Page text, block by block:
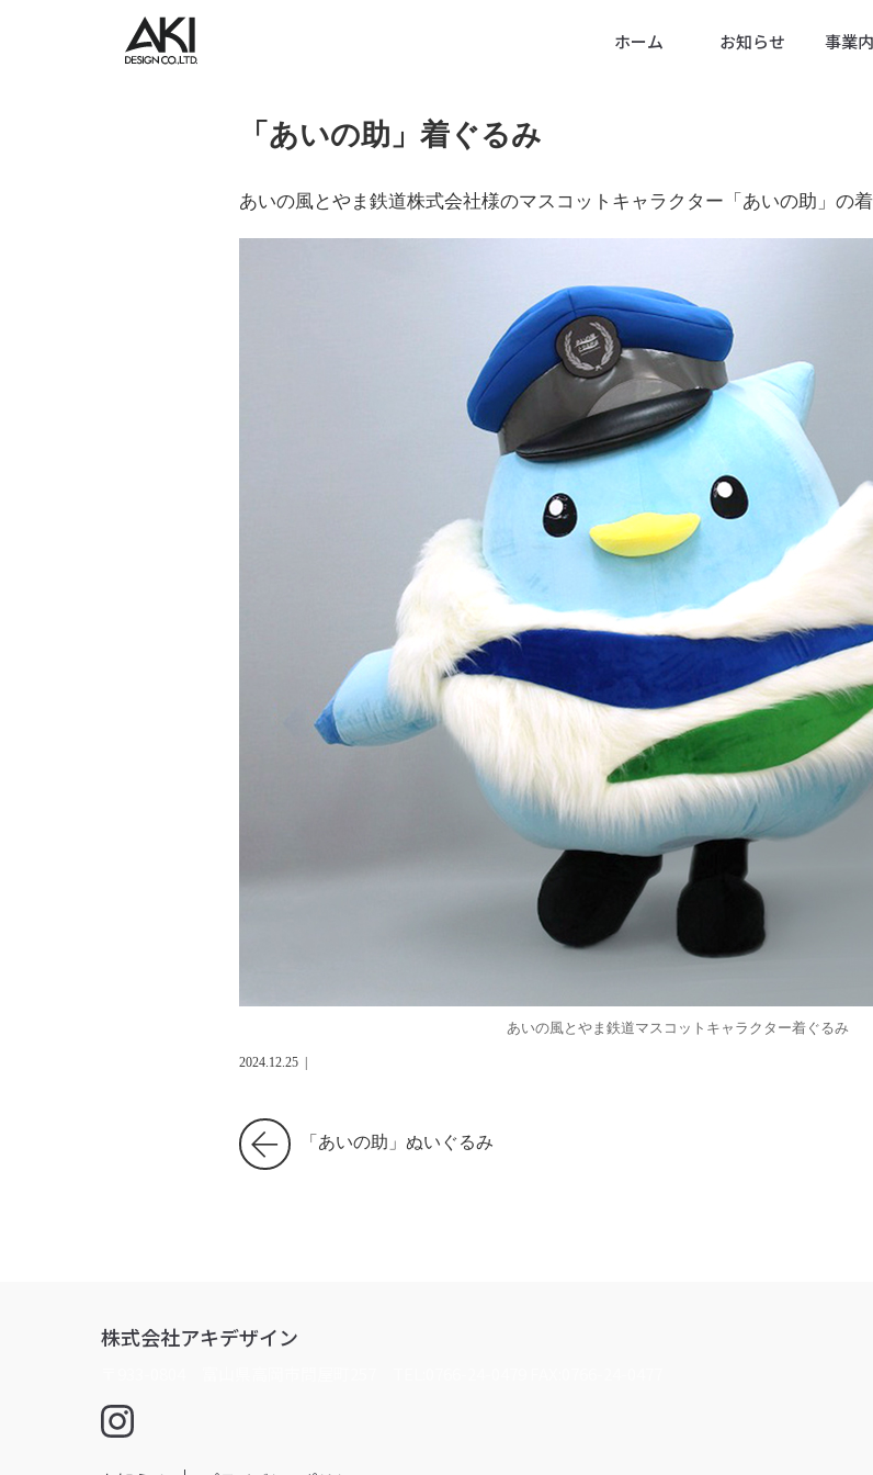
ホーム お知らせ 事業
「あいの助」着ぐるみ
あいの風とやま鉄道株式会社様のマスコットキャラクター「あいの助」の
あいの風とやま鉄道マスコットキャラクター着ぐるみ
2024.12.25
「あいの助」ぬいぐるみ
株式会社アキデザイン